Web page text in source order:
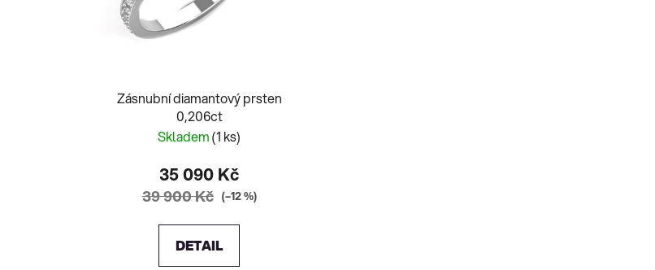
Zásnubní diamantový prsten
0,206ct
Skladem(1 ks)
35 090 Kč
39 900 Kč (–12 %)
DETAIL